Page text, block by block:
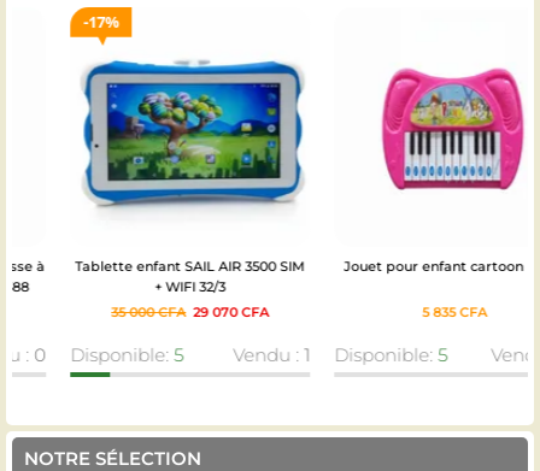
Tablette enfant SAIL AIR 3500 SIM
+ WIFI 32/3
CFA 29 070 CFA
Disponible:5 Vendu :1
Jouet pour enfant cartoon piano
CFA
Disponible:5 Vendu :0
NOTRE SÉLECTION